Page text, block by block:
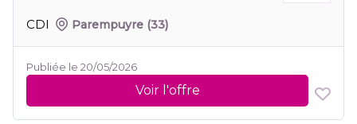
CDI Parempuyre (33)
Publiée le 20/05/2026
Voir l'offre